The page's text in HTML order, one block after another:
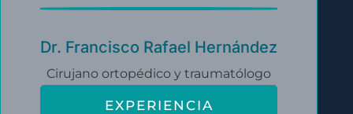
Dr. Francisco Rafael Hernández
Cirujano ortopédico y traumatólogo
EXPERIENCIA